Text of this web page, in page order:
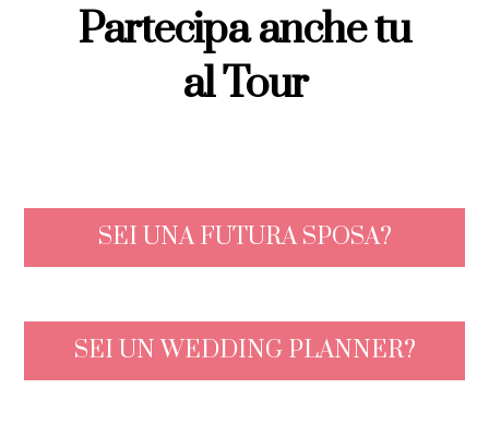
Partecipa anche tu
al Tour
SEI UNA FUTURA SPOSA?
SEI UN WEDDING PLANNER?